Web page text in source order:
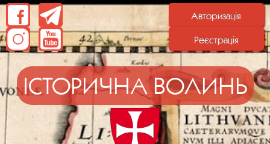
Авторизація
Реєстрація
ІСТОРИЧНА ВОЛИНЬ